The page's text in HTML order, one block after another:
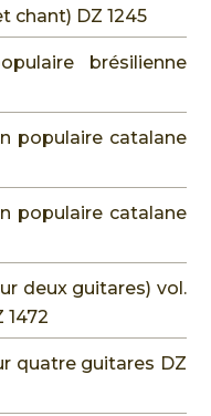
chant) DZ 1245
brésilienne
populaire catalane
populaire catalane
deux guitares) vol.
1472
quatre guitares DZ